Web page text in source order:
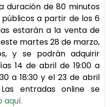
duración de 80 minutos
a partir de los 6
estarán a la venta de
martes 28 de marzo,
y se podrán adquirir
14 de abril de 19:00 a
a 18:30 y el 23 de abril
entradas online se
aquí.